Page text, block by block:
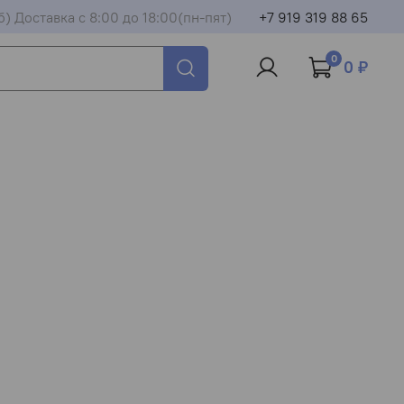
Доставка с 8:00 до 18:00(пн-пят) +7 919 319 88 65
0 0 ₽